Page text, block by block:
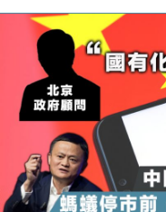
損失近6900萬元
16:05
財經｜日經失
15:47
財經｜恒隆10
粦接任
財經｜韓股反
13:44
財經｜內地7月
差達1125億美